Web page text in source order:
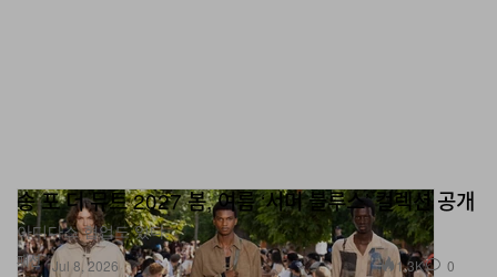
패션
송 포 더 뮤트 2027 봄, 여름 ‘서머 블루스’ 컬렉션 공개
아디다스 협업도 있다.
Jul 8, 2026 1.3K 0